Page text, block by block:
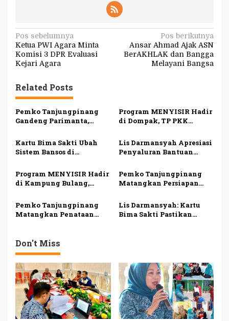
N
a
v
i
g
a
s
i
p
s
Pos sebelumnya
Ketua PWI Agara Minta
Komisi 3 DPR Evaluasi
Kejari Agara
Pos berikutnya
Ansar Ahmad Ajak ASN
BerAKHLAK dan Bangga
Melayani Bangsa
Related Posts
Pemko Tanjungpinang
Gandeng Parimanta,
Digital dan Fuel Card
Solar Subsidi
Program MENYISIR Hadir
di Dompak, TP PKK
Pemberdayaan Keluarga
Kartu Bima Sakti Ubah
Sistem Bansos di
Darmansyah: Semua
Riwayat Bantuan Tercatat
dalam Satu Data
Lis Darmansyah Apresiasi
Penyaluran Bantuan
Semangat Berbagi dan
Gotong Royong
Program MENYISIR Hadir
di Kampung Bulang,
Kesehatan dan
Pembinaan Keluarga
Pemko Tanjungpinang
Matangkan Persiapan
Digelar Serentak di Empat
Masjid
Pemko Tanjungpinang
Matangkan Penataan
Lancar
Lis Darmansyah: Kartu
Bima Sakti Pastikan
Don't Miss